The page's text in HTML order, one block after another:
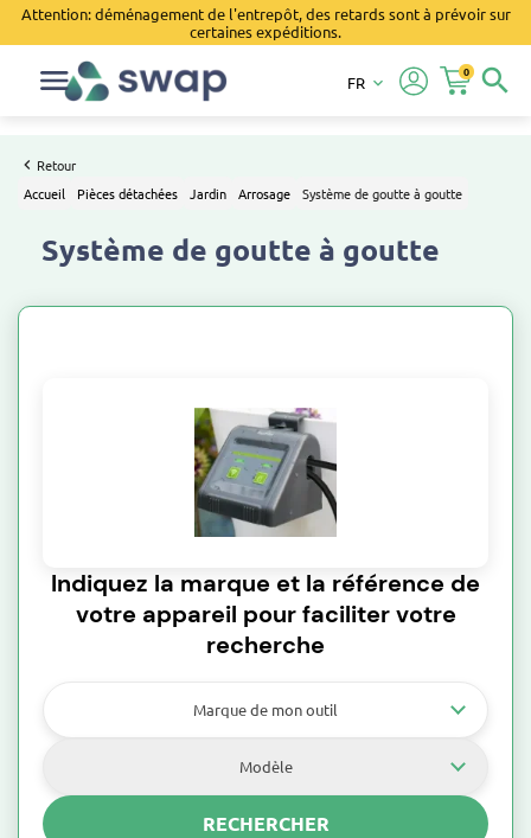
Attention: déménagement de l'entrepôt, des retards sont à prévoir sur
certaines expéditions.
search
0
FR keyboard_arrow_down
Retour
Accueil
Pièces détachées Jardin Arrosage Système de goutte à goutte
Système de goutte à goutte
Indiquez la marque et la référence de
votre appareil pour faciliter votre
recherche
Marque de mon outil
Modèle
RECHERCHER